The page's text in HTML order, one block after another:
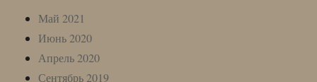
Май 2021
Июнь 2020
Апрель 2020
Сентябрь 2019